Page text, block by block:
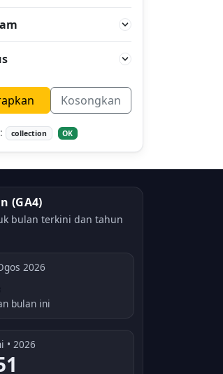
Kosongkan
collection OK
(GA4)
bulan terkini dan tahun
2026
bulan ini
• 2026